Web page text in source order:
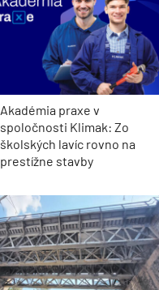
Akadémia praxe v
spoločnosti Klimak: Zo
školských lavíc rovno na
prestížne stavby